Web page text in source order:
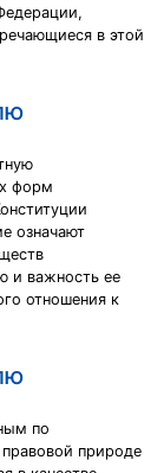
в этой
форм
означают
и важность ее
отношения к
по
природе